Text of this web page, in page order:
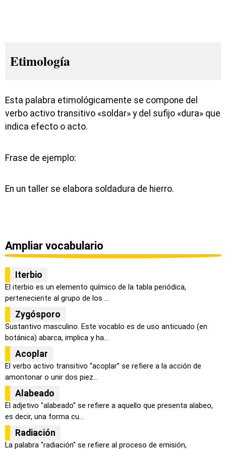
Etimología
Esta palabra etimológicamente se compone del
verbo activo transitivo «soldar» y del sufijo «dura» que
indica efecto o acto.
Frase de ejemplo:
En un taller se elabora soldadura de hierro.
Ampliar vocabulario
Iterbio
El iterbio es un elemento químico de la tabla periódica,
perteneciente al grupo de los ...
Zygósporo
Sustantivo masculino. Este vocablo es de uso anticuado (en
botánica) abarca, implica y ha...
Acoplar
El verbo activo transitivo “acoplar” se refiere a la acción de
amontonar o unir dos piez...
Alabeado
El adjetivo "alabeado" se refiere a aquello que presenta alabeo,
es decir, una forma cu...
Radiación
La palabra "radiación" se refiere al proceso de emisión,